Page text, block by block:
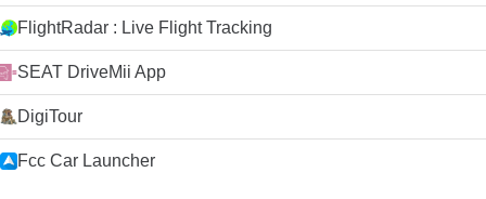
FlightRadar : Live Flight Tracking
SEAT DriveMii App
DigiTour
Fcc Car Launcher